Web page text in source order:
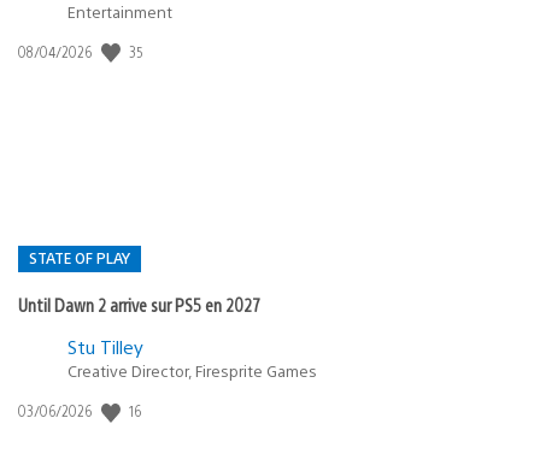
Entertainment
Date
08/04/2026 35
STATE OF PLAY
Until Dawn 2 arrive sur PS5 en 2027
Postée
:
Stu Tilley
Creative Director, Firesprite Games
Date
03/06/2026 16